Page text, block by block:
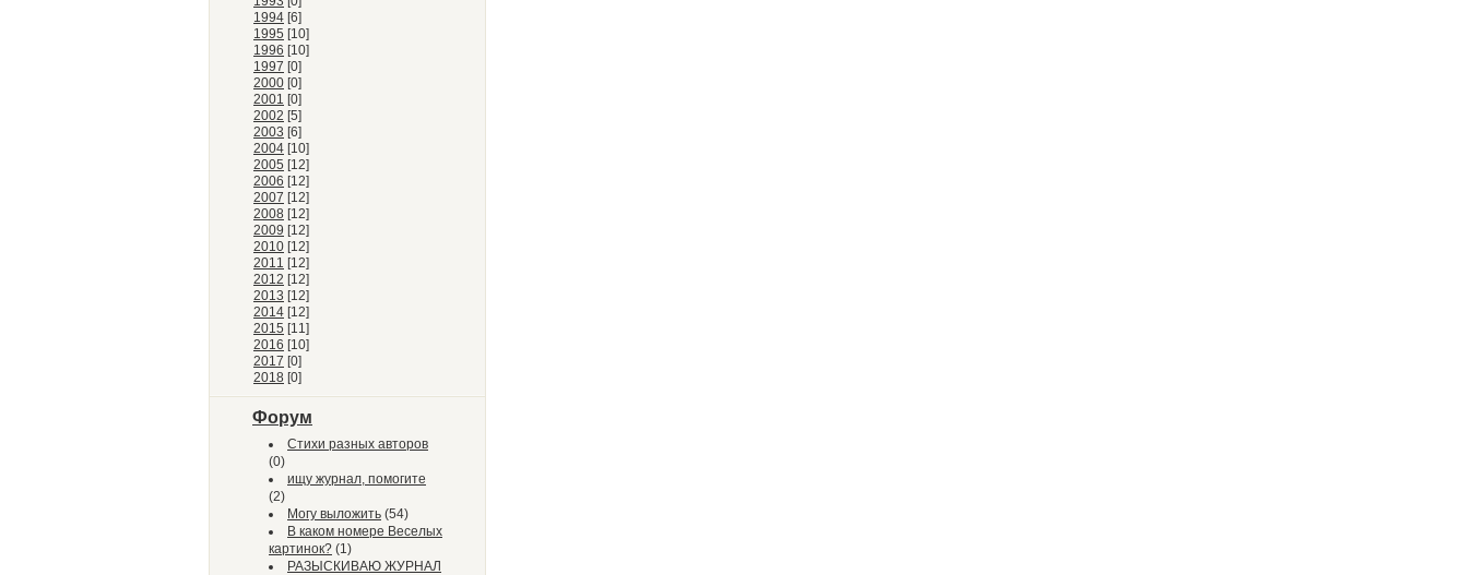
1994 [6]
1995 [10]
1996 [10]
1997 [0]
2000 [0]
2001 [0]
2002 [5]
2003 [6]
2004 [10]
2005 [12]
2006 [12]
2007 [12]
2008 [12]
2009 [12]
2010 [12]
2011 [12]
2012 [12]
2013 [12]
2014 [12]
2015 [11]
2016 [10]
2017 [0]
2018 [0]
Форум
Стихи разных авторов
(0)
ищу журнал, помогите
(2)
Могу выложить (54)
В каком номере Веселых
картинок? (1)
РАЗЫСКИВАЮ ЖУРНАЛ